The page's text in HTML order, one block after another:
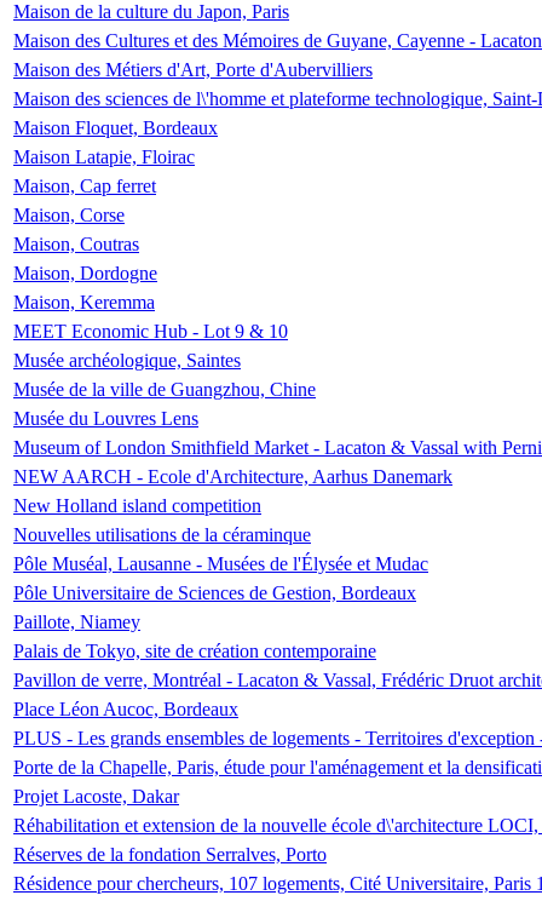
Maison de la culture du Japon, Paris
Maison des Cultures et des Mémoires de Guyane, Cayenne -
Maison des Métiers d'Art, Porte d'Aubervilliers
Maison des sciences de l\'homme et plateforme technologique,
Maison Floquet, Bordeaux
Maison Latapie, Floirac
Maison, Cap ferret
Maison, Corse
Maison, Coutras
Maison, Dordogne
Maison, Keremma
MEET Economic Hub - Lot 9 & 10
Musée archéologique, Saintes
Musée de la ville de Guangzhou, Chine
Musée du Louvres Lens
Museum of London Smithfield Market - Lacaton & Vassal with
NEW AARCH - Ecole d'Architecture, Aarhus Danemark
New Holland island competition
Nouvelles utilisations de la céraminque
Pôle Muséal, Lausanne - Musées de l'Élysée et Mudac
Pôle Universitaire de Sciences de Gestion, Bordeaux
Paillote, Niamey
Palais de Tokyo, site de création contemporaine
Pavillon de verre, Montréal - Lacaton & Vassal, Frédéric Druot
Place Léon Aucoc, Bordeaux
PLUS - Les grands ensembles de logements - Territoires
Porte de la Chapelle, Paris, étude pour l'aménagement et la
Projet Lacoste, Dakar
Réhabilitation et extension de la nouvelle école d\'architecture
Réserves de la fondation Serralves, Porto
Résidence pour chercheurs, 107 logements, Cité Universitaire, Paris